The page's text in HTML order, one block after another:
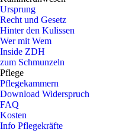
Ursprung
Recht und Gesetz
Hinter den Kulissen
Wer mit Wem
Inside ZDH
zum Schmunzeln
Pflege
Pflegekammern
Download Widerspruch
FAQ
Kosten
Info Pflegekräfte